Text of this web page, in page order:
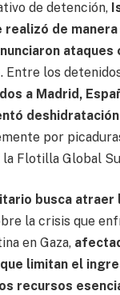
de detención,
realizó de
ataques
. Entre los
a Madrid,
por
Flotilla Global
busca atraer
la crisis que
en Gaza,
limitan el
recursos